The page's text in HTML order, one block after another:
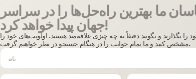
ما بهترین راه‌حل‌ها را در سراسر
جهان پیدا خواهد کرد!
را بگذارید و بگویید دقیقاً به چه چیزی علاقه‌مند هستید. اولویت‌های خود را
مشخص کنید و ما تمام جوانب را در هنگام جستجو در نظر خواهیم گرفت.